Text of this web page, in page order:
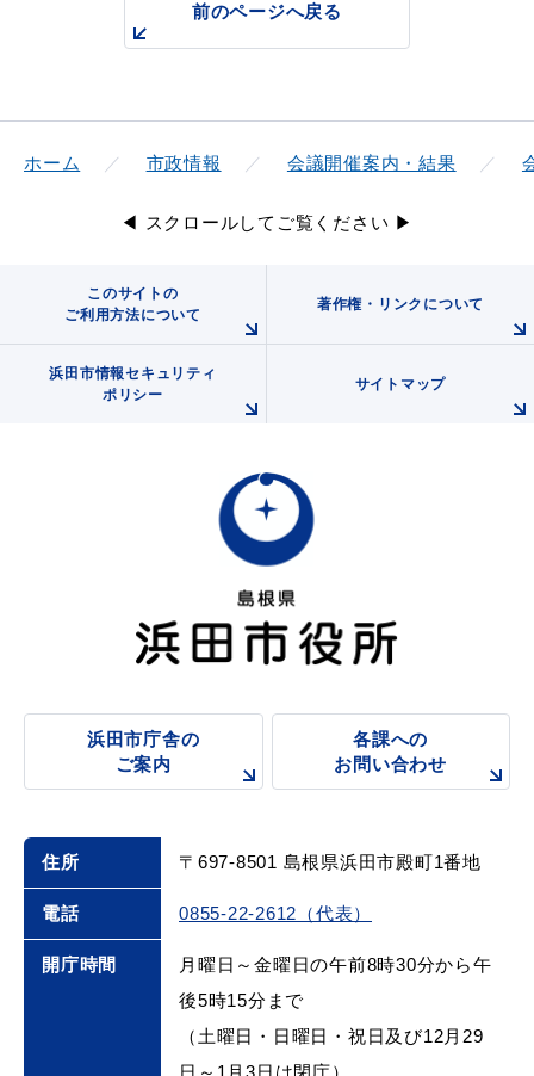
届出・証明 税金
各種相談窓口 入札
公共施設 イベント情報
気象情報リンク集
前のページへ戻る
ホーム 市政情報 会議開催案内・結果
◀ スクロールしてご覧ください ▶
このサイトの
ご利用方法について
著作権・リンクについて
浜田市情報セキュリティ
ポリシー
サイトマップ
浜田市庁舎の
ご案内
各課への
お問い合わせ
住所 〒697-8501 島根県浜田市殿町1番地
電話 0855-22-2612（代表）
開庁時間
月曜日～金曜日の午前8時30分から午
後5時15分まで
（土曜日・日曜日・祝日及び12月29
日～1月3日は閉庁）